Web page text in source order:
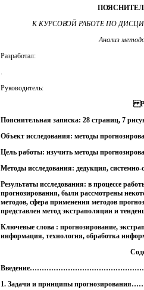
К КУРСОВОЙ РАБОТЕ ПО
Анализ
Разработал:
.
Руководитель:
Пояснительная записка: 28 страниц, 7
Объект исследования: методы
Цель работы: изучить методы
Методы исследования: дедукция,
Результаты исследования: в процессе
прогнозирования, были рассмотрены
методов, сфера применения методов
представлен метод экстраполяции и
Ключевые слова : прогнозирование,
информация, технология, обработка
1. Задачи и принципы